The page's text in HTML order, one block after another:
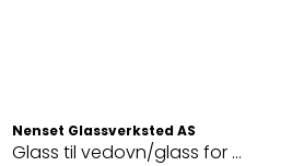
Nenset Glassverksted AS
Glass til vedovn/glass for ...